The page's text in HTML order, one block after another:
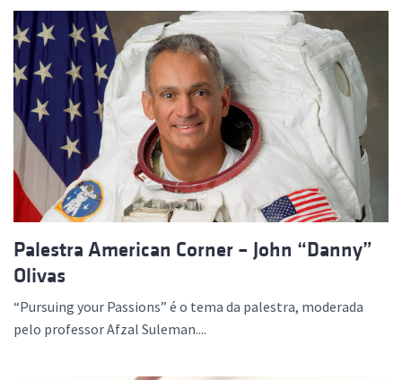
Palestra American Corner – John “Danny”
Olivas
“Pursuing your Passions” é o tema da palestra, moderada
pelo professor Afzal Suleman....